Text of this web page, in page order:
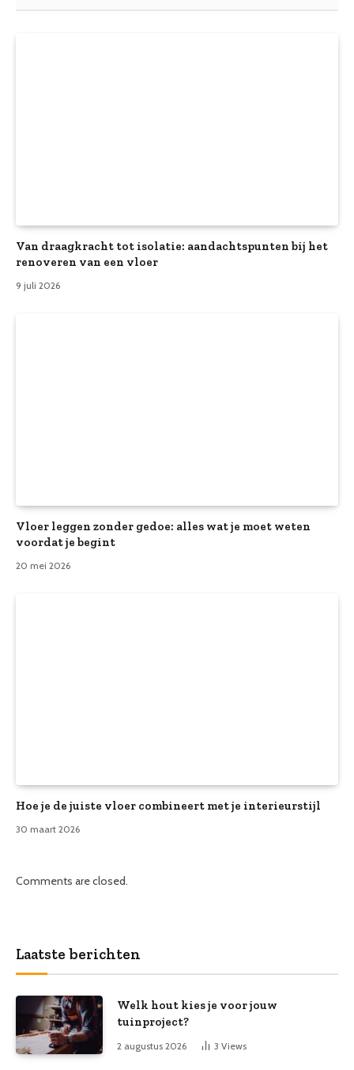
Van draagkracht tot isolatie: aandachtspunten bij het
renoveren van een vloer
9 juli 2026
Vloer leggen zonder gedoe: alles wat je moet weten
voordat je begint
20 mei 2026
Hoe je de juiste vloer combineert met je interieurstijl
30 maart 2026
Comments are closed.
Laatste berichten
Welk hout kies je voor jouw
tuinproject?
2 augustus 2026 3 Views